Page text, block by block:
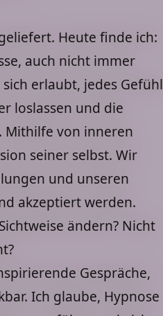
Heute finde ich:
auch nicht immer
erlaubt, jedes Gefühl
loslassen und die
Mithilfe von inneren
seiner selbst. Wir
und unseren
akzeptiert werden.
ändern? Nicht
Gespräche,
Ich glaube, Hypnose